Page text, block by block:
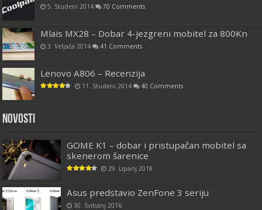
5. Studeni 2014 70 Comments
Mlais MX28 – Dobar 4-jezgreni mobitel za 800Kn
3. Veljača 2014 41 Comments
Lenovo A806 – Recenzija
11. Studeni 2014 40 Comments
Novosti
GOME K1 – dobar i pristupačan mobitel sa
skenerom šarenice
29. Lipanj 2018
Asus predstavio ZenFone 3 seriju
30. Svibanj 2016